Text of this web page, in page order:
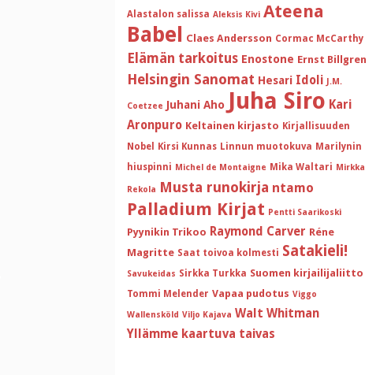
Alastalon salissa Aleksis Kivi Ateena
Babel Claes Andersson Cormac McCarthy
Elämän tarkoitus Enostone Ernst Billgren
Helsingin Sanomat Hesari Idoli J.M.
Coetzee Juhani Aho Juha Siro Kari
Aronpuro Keltainen kirjasto Kirjallisuuden
Nobel
Kirsi Kunnas Linnun muotokuva Marilynin
hiuspinni Michel de Montaigne Mika Waltari Mirkka
Rekola Musta runokirja ntamo
Palladium Kirjat Pentti Saarikoski
Pyynikin Trikoo Raymond Carver Réne
Magritte Saat toivoa kolmesti Satakieli!
Savukeidas Sirkka Turkka Suomen kirjailijaliitto
Tommi Melender Vapaa pudotus Viggo
Wallensköld Viljo Kajava Walt Whitman
Yllämme kaartuva taivas